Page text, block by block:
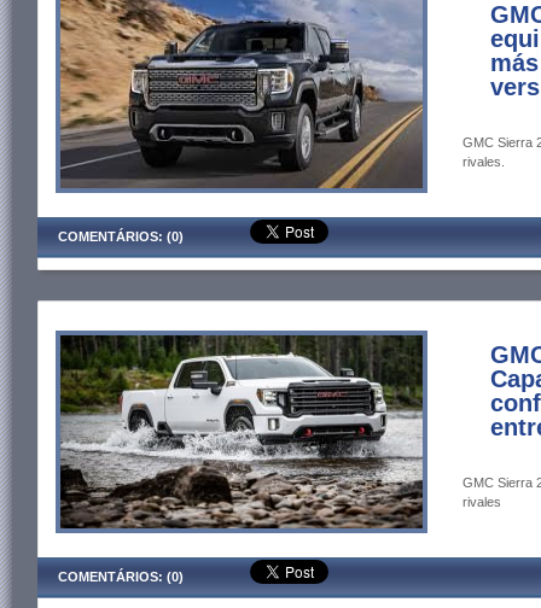
GMC Sierra
rivales.
COMENTÁRIOS: (0)
GMC Sierra
rivales
COMENTÁRIOS: (0)